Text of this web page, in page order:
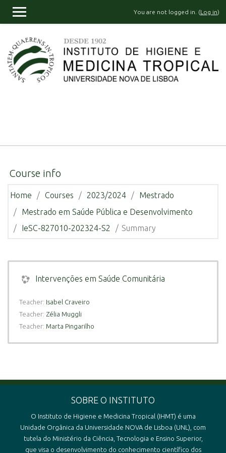
You are not logged in. (Log in)
Course info
Home Courses 2023/2024
Mestrado
Mestrado em Saúde Pública e Desenvolvimento
IeSC-827010-202324-S2
Summary
Intervenções em Saúde Comunitária
Teacher: Isabel Craveiro
Teacher: Zélia Muggli
Teacher: Marta Pingarilho
SOBRE O INSTITUTO
O Instituto de Higiene e Medicina Tropical (IHMT) é uma
Unidade Orgânica da Universidade NOVA de Lisboa (UNL), com
tutela do Ministério da Ciência, Tecnologia e Ensino Superior,
que visa o desenvolvimento do conhecimento científico dos